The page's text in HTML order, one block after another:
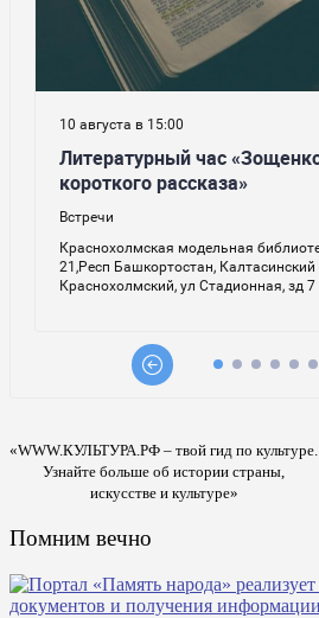
«WWW.КУЛЬТУРА.РФ – твой гид по культуре.
Узнайте больше об истории страны,
искусстве и культуре»
Помним вечно